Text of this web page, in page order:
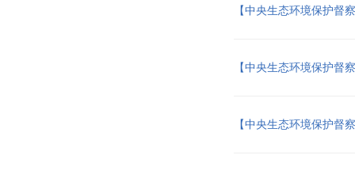
【中央生态环境保护督
【中央生态环境保护督
【中央生态环境保护督